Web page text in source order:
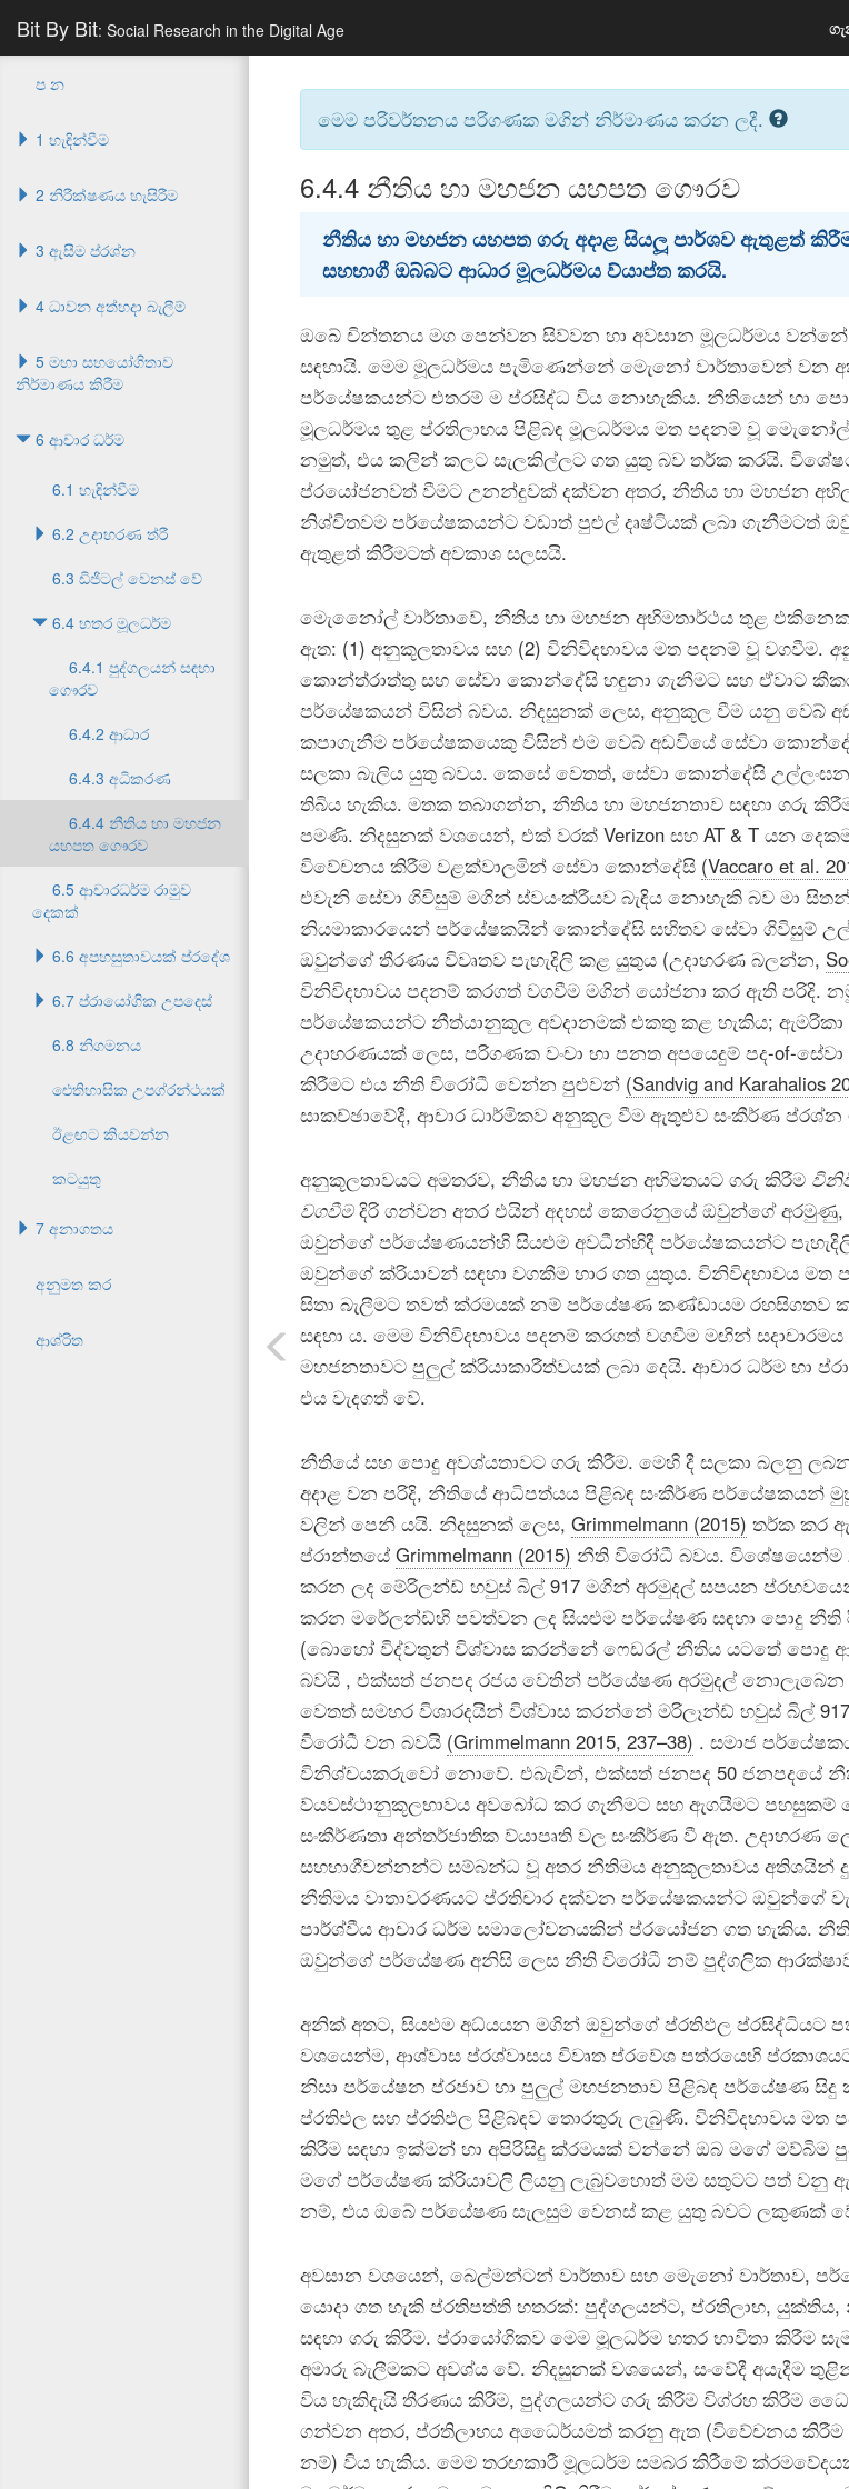
Bit By Bit: Social Research in the Digital Age
ප න
1 හැඳින්වීම
2 නිරීක්ෂණය හැසිරීම
3 ඇසීම ප්රශ්න
4 ධාවන අත්හදා බැලීම්
5 මහා සහයෝගිතාව
නිර්මාණය කිරීම
6 ආචාර ධර්ම
6.1 හැඳින්වීම
6.2 උදාහරණ ත්රී
6.3 ඩිජිටල් වෙනස් වේ
6.4 හතර මූලධර්ම
6.4.1 පුද්ගලයන් සඳහා
ගෞරව
6.4.2 ආධාර
6.4.3 අධිකරණ
6.4.4 නීතිය හා මහජන
යහපත ගෞරව
6.5 ආචාරධර්ම රාමුව
දෙකක්
6.6 අපහසුතාවයක් ප්රදේශ
6.7 ප්රායෝගික උපදෙස්
6.8 නිගමනය
ඓතිහාසික උපග්රන්ථයක්
ඊළඟට කියවන්න
කටයුතු
7 අනාගතය
අනුමත කර
ආශ්රිත
මෙම පරිවර්තනය පරිගණක මගින් නිර්මාණය කරන ලදී.
6.4.4 නීතිය හා මහජන යහපත ගෞරව
නීතිය හා මහජන යහපත ගරු අදාළ සියලූ පාර්ශව ඇතුළත්
සහභාගී ඔබ්බට ආධාර මූලධර්මය ව්යාප්ත කරයි.
ඔබේ චින්තනය මග පෙන්වන සිව්වන හා අවසාන මූලධර්මය
සඳහායි. මෙම මූලධර්මය පැමිණෙන්නේ මැෙනෝ වාර්තාවෙන් වන
පර්යේෂකයන්ට එතරම් ම ප්රසිද්ධ විය නොහැකිය. නීතියෙන් හා
මූලධර්මය තුළ ප්රතිලාභය පිළිබඳ මූලධර්මය මත පදනම් වූ
නමුත්, එය කලින් කලට සැලකිල්ලට ගත යුතු බව තර්ක කරයි.
ප්රයෝජනවත් වීමට උනන්දුවක් දක්වන අතර, නීතිය හා මහජන
නිශ්චිතවම පර්යේෂකයන්ට වඩාත් පුළුල් දෘෂ්ටියක් ලබා ගැනීමටත්
ඇතුළත් කිරීමටත් අවකාශ සලසයි.
මැෙනෝෙල් වාර්තාවේ, නීතිය හා මහජන අභිමතාර්ථය තුළ
ඇත: (1) අනුකූලතාවය සහ (2) විනිවිදභාවය මත පදනම් වූ වගවීම.
කොන්ත්රාත්තු සහ සේවා කොන්දේසි හඳුනා ගැනීමට සහ ඒවාට
පර්යේෂකයන් විසින් බවය. නිදසුනක් ලෙස, අනුකූල වීම යනු වෙබ්
කපාගැනීම පර්යේෂකයෙකු විසින් එම වෙබ් අඩවියේ සේවා
සලකා බැලිය යුතු බවය. කෙසේ වෙතත්, සේවා කොන්දේසි
තිබිය හැකිය. මතක තබාගන්න, නීතිය හා මහජනතාව සඳහා ගරු
පමණි. නිදසුනක් වශයෙන්, එක් වරක් Verizon සහ AT & T යන
විවේචනය කිරීම වළක්වාලමින් සේවා කොන්දේසි (Vaccaro et al.
එවැනි සේවා ගිවිසුම් මගින් ස්වයංක්රීයව බැඳිය නොහැකි බව මා
නියමාකාරයෙන් පර්යේෂකයින් කොන්දේසි සහිතව සේවා ගිවිසුම්
ඔවුන්ගේ තීරණය විවෘතව පැහැදිලි කළ යුතුය (උදාහරණ බලන්න,
විනිවිදභාවය පදනම් කරගත් වගවීම මගින් යෝජනා කර ඇති පරිදි.
පර්යේෂකයන්ට නීත්යානුකූල අවදානමක් එකතු කළ හැකිය;
උදාහරණයක් ලෙස, පරිගණක වංචා හා පනත අපයෙදුම් පද-of-
කිරීමට එය නීති විරෝධී වෙන්න පුළුවන් (Sandvig and Karahalios
සාකච්ඡාවේදී, ආචාර ධාර්මිකව අනුකූල වීම ඇතුළුව සංකීර්ණ ප්රශ්න
අනුකූලතාවයට අමතරව, නීතිය හා මහජන අභිමතයට ගරු කිරීම
වගවීමදිරි ගන්වන අතර එයින් අදහස් කෙරෙනුයේ ඔවුන්ගේ අරමුණු,
ඔවුන්ගේ පර්යේෂණයන්හි සියළුම අවධීන්හිදී පර්යේෂකයන්ට
ඔවුන්ගේ ක්රියාවන් සඳහා වගකීම භාර ගත යුතුය. විනිවිදභාවය මත
සිතා බැලීමට තවත් ක්රමයක් නම් පර්යේෂණ කණ්ඩායම රහසිගතව
සඳහා ය. මෙම විනිවිදභාවය පදනම් කරගත් වගවීම මඟින්
මහජනතාවට පුලුල් ක්රියාකාරීත්වයක් ලබා දෙයි. ආචාර ධර්ම හා
එය වැදගත් වේ.
නීතියේ සහ පොදු අවශ්යතාවට ගරු කිරීම. මෙහි දී සලකා බලනු
අදාළ වන පරිදි, නීතියේ ආධිපත්යය පිළිබඳ සංකීර්ණ
වලින් පෙනී යයි. නිදසුනක් ලෙස, Grimmelmann (2015) තර්ක කර
ප්රාන්තයේ Grimmelmann (2015) නීති විරෝධී බවය. විශේෂයෙන්ම
කරන ලද මේරිලන්ඩ් හවුස් බිල් 917 මගින් අරමුදල් සපයන
කරන මරේලන්ඩ්හි පවත්වන ලද සියළුම පර්යේෂණ සඳහා පොදු
(බොහෝ විද්වතුන් විශ්වාස කරන්නේ ෆෙඩරල් නීතිය යටතේ පොදු
බවයි , එක්සත් ජනපද රජය වෙතින් පර්යේෂණ අරමුදල්
වෙතත් සමහර විශාරදයින් විශ්වාස කරන්නේ මරිලෑන්ඩ් හවුස් බිල්
විරෝධී වන බවයි (Grimmelmann 2015, 237–38) . සමාජ
විනිශ්චයකරුවෝ නොවේ. එබැවින්, එක්සත් ජනපද 50 ජනපදයේ
ව්යවස්ථානුකූලභාවය අවබෝධ කර ගැනීමට සහ ඇගයීමට පහසුකම්
සංකීර්ණතා අන්තර්ජාතික ව්යාපෘති වල සංකීර්ණ වී ඇත. උදාහරණ
සහභාගීවන්නන්ට සම්බන්ධ වූ අතර නීතිමය අනුකූලතාවය අතිශයින්
නීතිමය වාතාවරණයට ප්රතිචාර දක්වන පර්යේෂකයන්ට ඔවුන්ගේ
පාර්ශ්වීය ආචාර ධර්ම සමාලෝචනයකින් ප්රයෝජන ගත හැකිය.
ඔවුන්ගේ පර්යේෂණ අනිසි ලෙස නීති විරෝධී නම් පුද්ගලික
අනික් අතට, සියළුම අධ්යයන මගින් ඔවුන්ගේ ප්රතිඵල ප්රසිද්ධියට
වශයෙන්ම, ආශ්වාස ප්රශ්වාසය විවෘත ප්රවේශ පත්රයෙහි
නිසා පර්යේෂන ප්රජාව හා පුලුල් මහජනතාව පිළිබඳ පර්යේෂණ
ප්රතිඵල සහ ප්රතිඵල පිළිබඳව තොරතුරු ලැබුණි. විනිවිදභාවය මත
කිරීම සඳහා ඉක්මන් හා අපිරිසිදු ක්රමයක් වන්නේ ඔබ මගේ මව්බිම
මගේ පර්යේෂණ ක්රියාවලි ලියනු ලැබුවහොත් මම සතුටට පත් වනු
නම්, එය ඔබේ පර්යේෂණ සැලසුම වෙනස් කළ යුතු බවට ලකුණක්
අවසාන වශයෙන්, බෙල්මන්ටන් වාර්තාව සහ මැෙනෝ වාර්තාව,
යොදා ගත හැකි ප්රතිපත්ති හතරක්: පුද්ගලයන්ට, ප්රතිලාභ,
සඳහා ගරු කිරීම. ප්රායෝගිකව මෙම මූලධර්ම හතර භාවිතා කිරීම
අමාරු බැලීමකට අවශ්ය වේ. නිදසුනක් වශයෙන්, සංවේදී අයැදීම
විය හැකිදැයි තීරණය කිරීම, පුද්ගලයන්ට ගරු කිරීම විග්රහ කිරීම
ගන්වන අතර, ප්රතිලාභය අධෛර්යමත් කරනු ඇත (විවේචනය
නම්) විය හැකිය. මෙම තරඟකාරී මූලධර්ම සමබර කිරීමේ